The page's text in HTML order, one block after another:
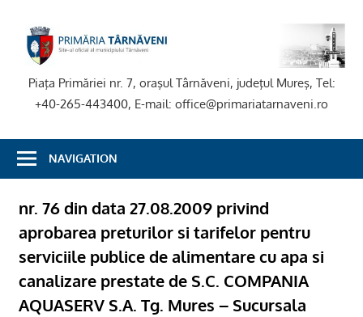
content
Piaţa Primăriei nr. 7, oraşul Târnăveni, judeţul Mureş, Tel:
+40-265-443400, E-mail: office@primariatarnaveni.ro
NAVIGATION
nr. 76 din data 27.08.2009 privind
aprobarea preturilor si tarifelor pentru
serviciile publice de alimentare cu apa si
canalizare prestate de S.C. COMPANIA
AQUASERV S.A. Tg. Mures – Sucursala